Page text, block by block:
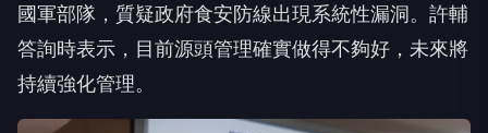
國軍部隊，質疑政府食安防線出現系統性漏洞。許輔
答詢時表示，目前源頭管理確實做得不夠好，未來將
持續強化管理。